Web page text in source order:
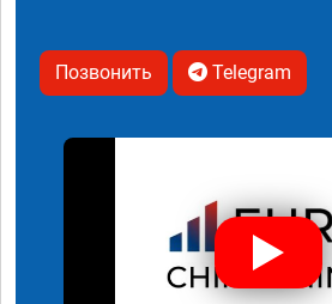
Позвонить Telegram